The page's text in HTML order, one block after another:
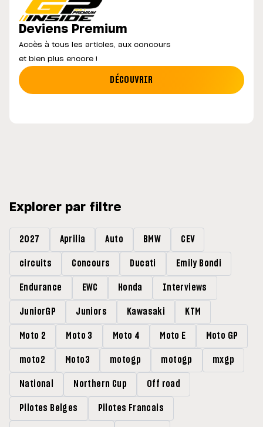
Deviens Premium
Accès à tous les articles, aux concours
et bien plus encore !
DÉCOUVRIR
Explorer par filtre
2027 Aprilia Auto BMW CEV
circuits Concours Ducati Emily Bondi
Endurance EWC Honda Interviews
JuniorGP Juniors Kawasaki KTM
Moto 2 Moto 3 Moto 4 Moto E Moto GP
moto2 Moto3 motogp motogp mxgp
National Northern Cup Off road
Pilotes Belges Pilotes Francais